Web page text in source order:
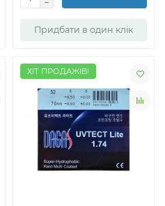
Придбати в один клік
ХІТ ПРОДАЖІВ!